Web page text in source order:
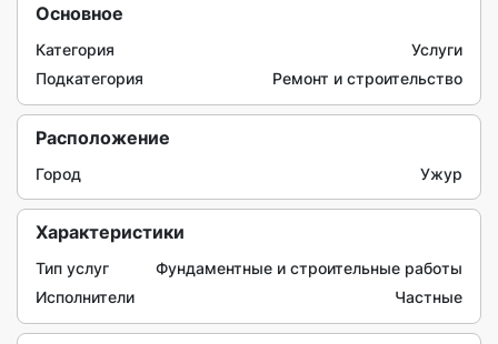
Основное
Категория
Услуги
Подкатегория
Ремонт и строительство
Расположение
Город Ужур
Характеристики
Тип услуг
Фундаментные и строительные работы
Исполнители
Частные